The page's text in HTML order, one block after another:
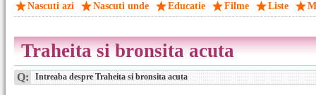
Nascuti azi Nascuti unde Educatie Filme Liste
Traheita si bronsita acuta
Q: Intreaba despre Traheita si bronsita acuta